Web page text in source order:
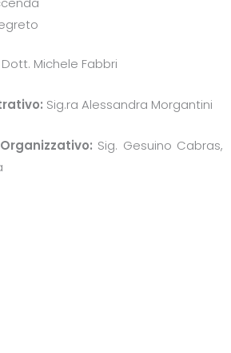
Dott. Michele Fabbri
Sig.ra Alessandra Morgantini
Sig. Gesuino Cabras,